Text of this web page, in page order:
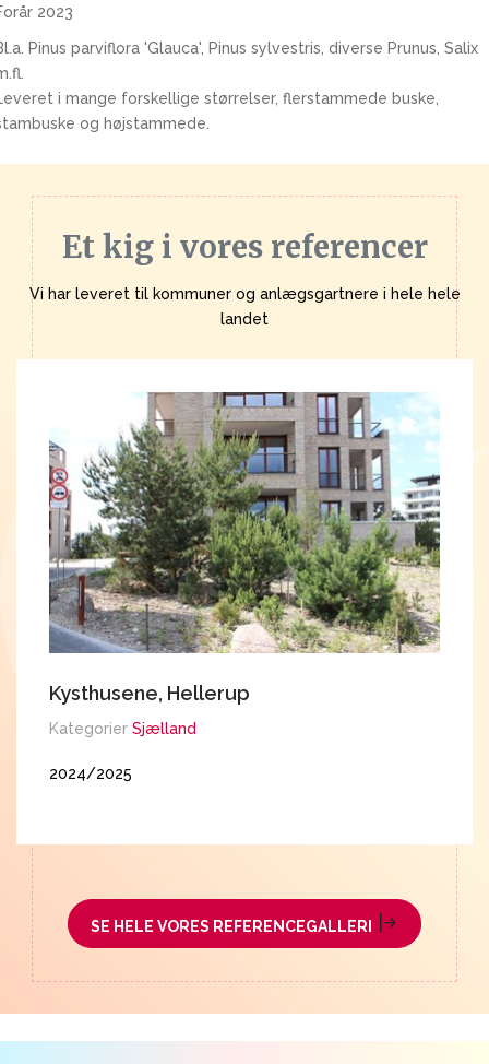
2023
Pinus parviflora 'Glauca', Pinus sylvestris, diverse Prunus, Salix
i mange forskellige størrelser, flerstammede buske,
og højstammede.
Et kig i vores referencer
Vi har leveret til kommuner og anlægsgartnere i hele hele
landet
Kysthusene, Hellerup
Kategorier Sjælland
2024/2025
SE HELE VORES REFERENCEGALLERI